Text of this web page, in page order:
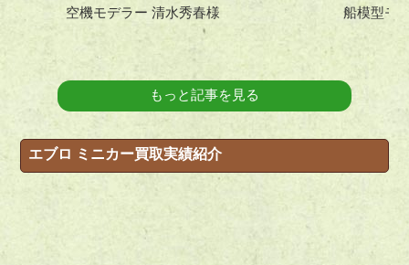
空機モデラー 清水秀春様
船模型モ
もっと記事を見る
エブロ ミニカー買取実績紹介